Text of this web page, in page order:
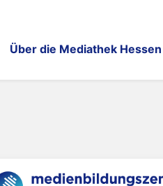
Über die Mediathek Hessen